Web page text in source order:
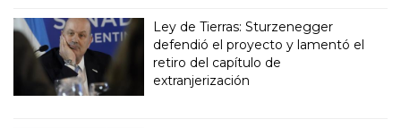
Ley de Tierras: Sturzenegger
defendió el proyecto y lamentó el
retiro del capítulo de
extranjerización